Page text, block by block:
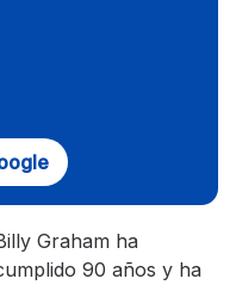
Graham ha
90 años y ha